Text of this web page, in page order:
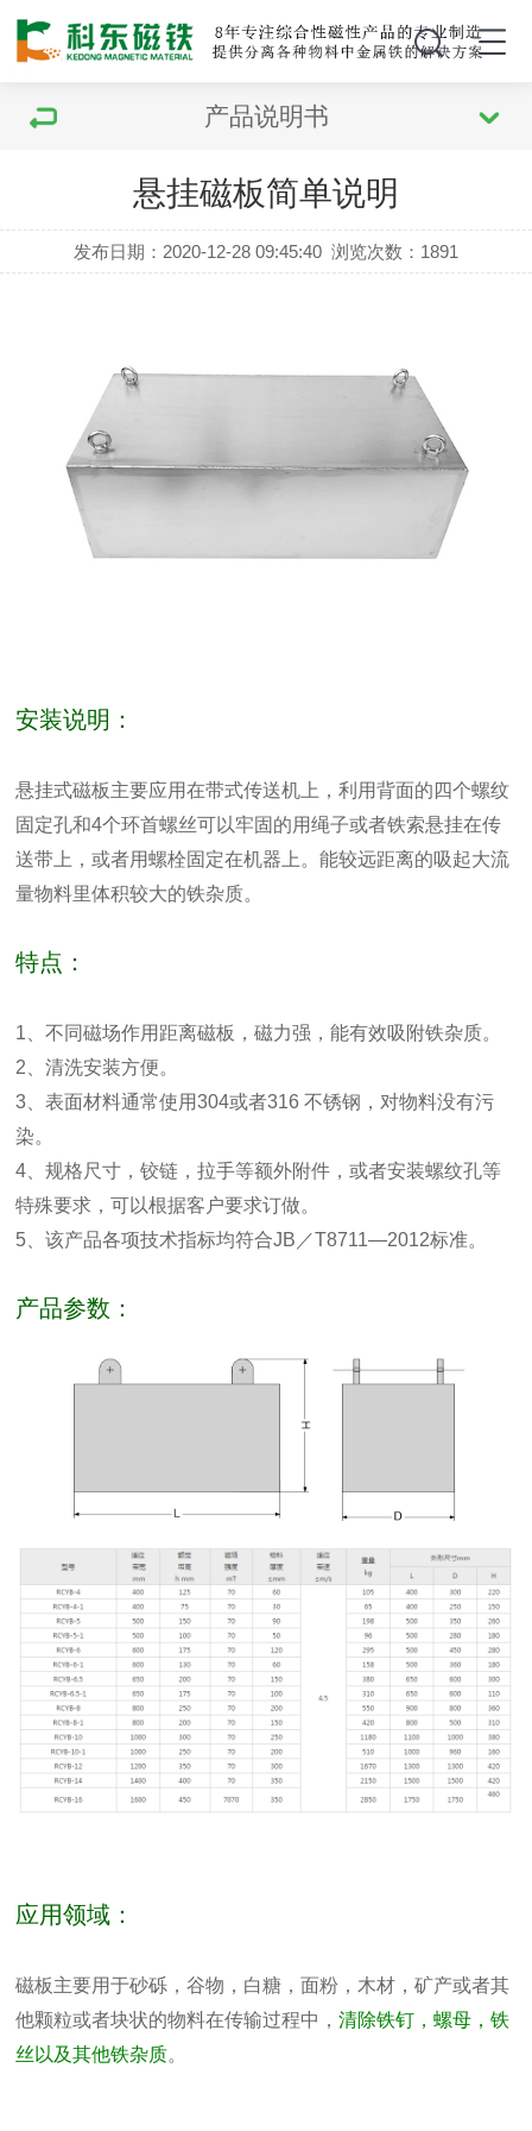
产品说明书
悬挂磁板简单说明
发布日期：2020-12-28 09:45:40 浏览次数： 1891
安装说明：
悬挂式磁板主要应用在带式传送机上，利用背面的四个螺纹
固定孔和4个环首螺丝可以牢固的用绳子或者铁索悬挂在传
送带上，或者用螺栓固定在机器上。能较远距离的吸起大流
量物料里体积较大的铁杂质。
特点：
1、不同磁场作用距离磁板，磁力强，能有效吸附铁杂质。
2、清洗安装方便。
3、表面材料通常使用304或者316 不锈钢，对物料没有污
染。
4、规格尺寸，铰链，拉手等额外附件，或者安装螺纹孔等
特殊要求，可以根据客户要求订做。
5、该产品各项技术指标均符合JB／T8711—2012标准。
产品参数 ：
应用领域 ：
磁板主要用于砂砾，谷物，白糖，面粉，木材，矿产或者其
他颗粒或者块状的物料在传输过程中，清除铁钉，螺母，铁
丝以及其他铁杂质。